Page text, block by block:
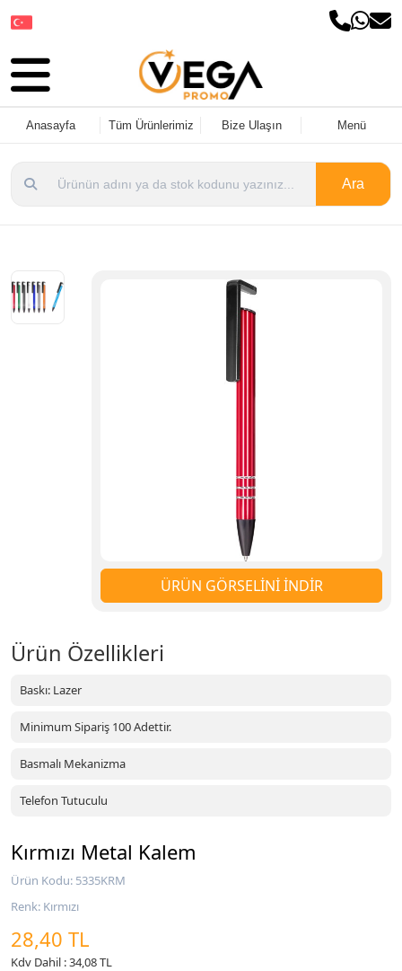
Anasayfa Tüm Ürünlerimiz Bize Ulaşın Menü
Ara
ÜRÜN GÖRSELİNİ İNDİR
Ürün Özellikleri
Baskı: Lazer
Minimum Sipariş 100 Adettir.
Basmalı Mekanizma
Telefon Tutuculu
Kırmızı Metal Kalem
Ürün Kodu: 5335KRM
Renk: Kırmızı
28,40 TL
Kdv Dahil : 34,08 TL